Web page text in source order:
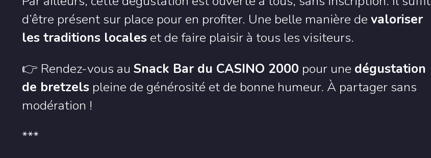
d’être présent sur place pour en profiter. Une belle manière devaloriser
les traditions locales et de faire plaisir à tous les visiteurs.
👉 Rendez-vous auSnack Bar du CASINO 2000 pour une dégustation
de bretzels pleine de générosité et de bonne humeur. À partager sans
modération !
***